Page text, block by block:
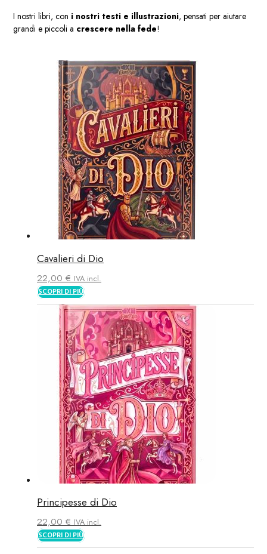
I nostri libri, con i nostri testi e illustrazioni, pensati per aiutare
grandi e piccoli a crescere nella fede!
Cavalieri di Dio
22,00 € IVA incl.
SCOPRI DI PIÙ
Principesse di Dio
22,00 € IVA incl.
SCOPRI DI PIÙ